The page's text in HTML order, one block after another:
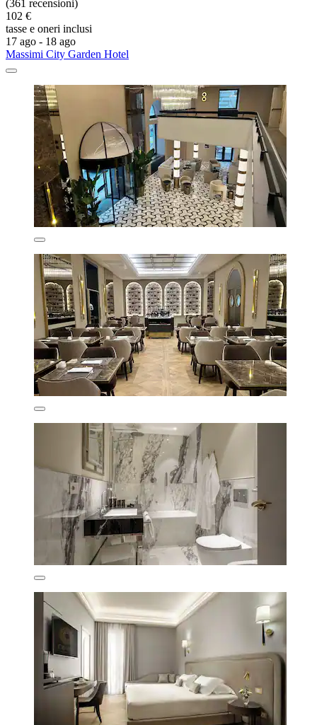
(361 recensioni)
102 €
tasse e oneri inclusi
17 ago - 18 ago
Massimi City Garden Hotel